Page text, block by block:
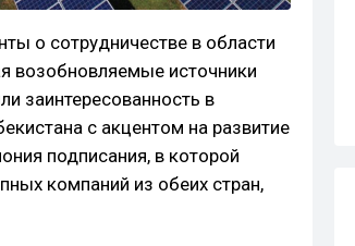
о сотрудничестве в области
возобновляемые источники
заинтересованность в
с акцентом на развитие
подписания, в которой
компаний из обеих стран,